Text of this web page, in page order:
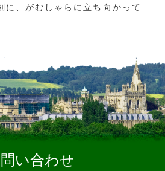
に、がむしゃらに立ち向かって
い合わせ